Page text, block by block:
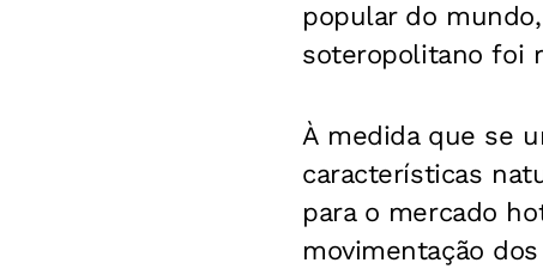
popular do
soteropolitano foi
À medida que se
características
para o mercado
movimentação